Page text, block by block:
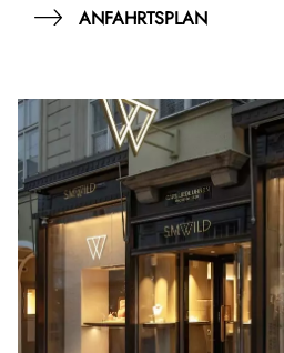
ANFAHRTSPLAN